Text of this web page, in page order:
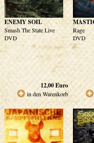
ENEMY SOIL
Smash The State Live
DVD
12,00Euro
in den Warenkorb
Rage
DVD